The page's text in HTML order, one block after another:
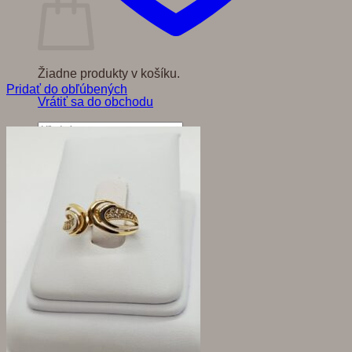
Žiadne produkty v košíku.
Vrátiť sa do obchodu
Hľadať:
Pridať do obľúbených